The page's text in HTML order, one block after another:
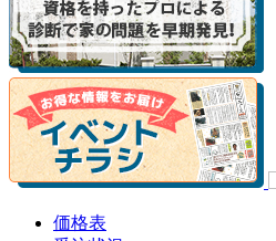
価格表